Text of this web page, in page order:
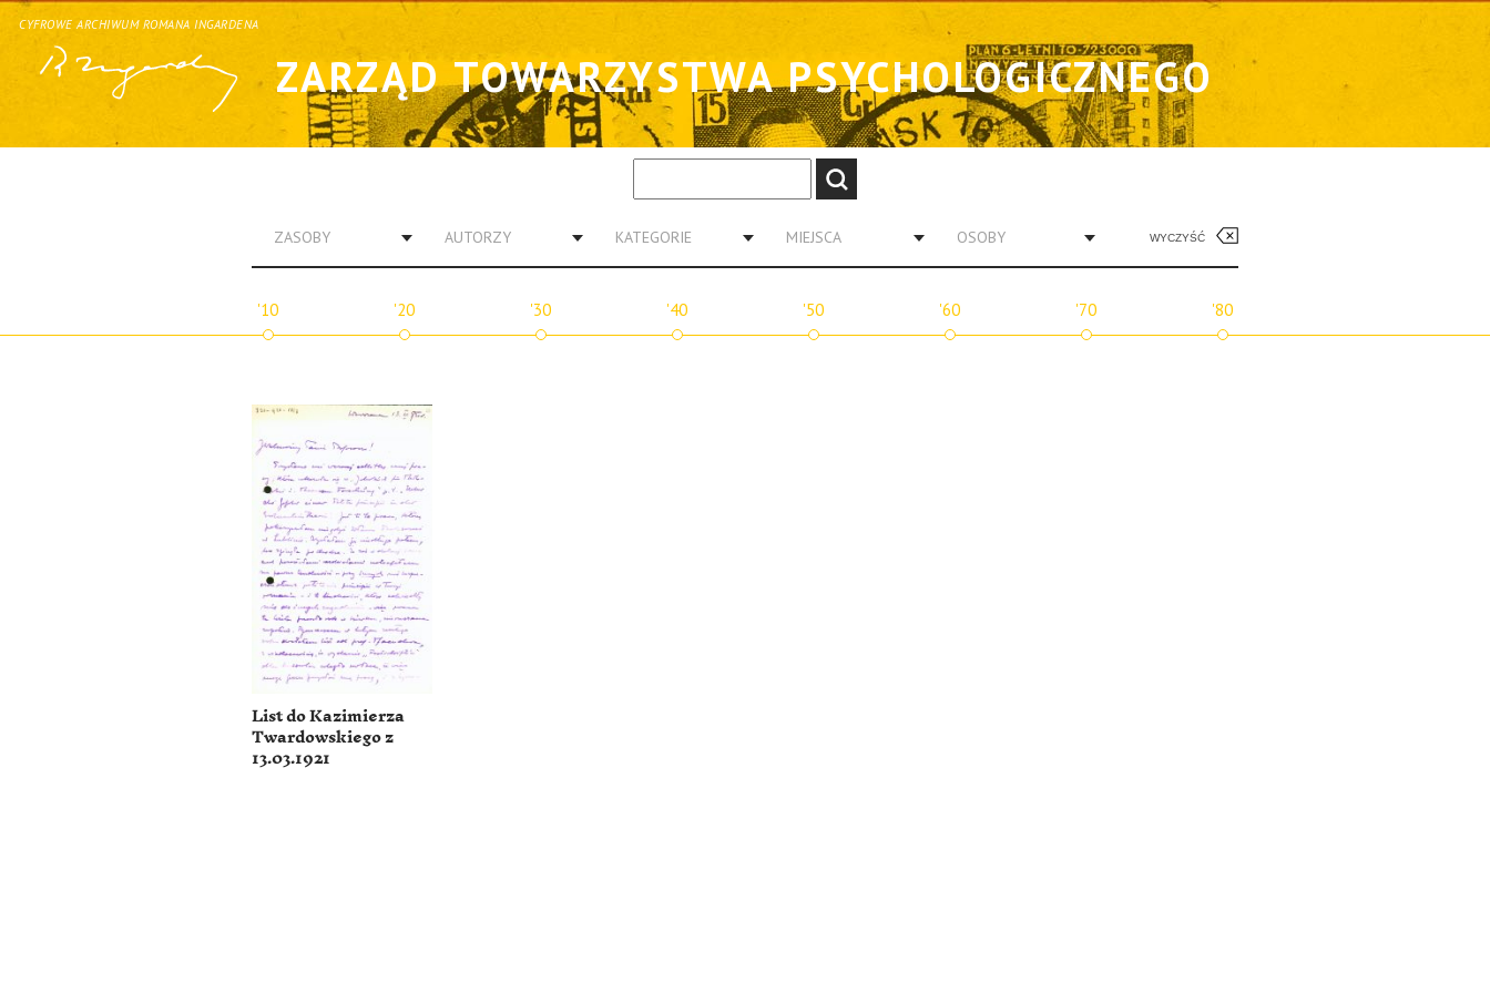
CYFROWE ARCHIWUM ROMANA INGARDENA
ZARZĄD TOWARZYSTWA PSYCHOLOGICZNEGO
ZASOBY AUTORZY KATEGORIE MIEJSCA OSOBY WYCZYŚĆ
'10 '20 '30 '40 '50 '60 '70 '80
List do Kazimierza
Twardowskiego z
13.03.1921